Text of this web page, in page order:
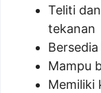
Teliti
tekanan
Mampu
Memiliki